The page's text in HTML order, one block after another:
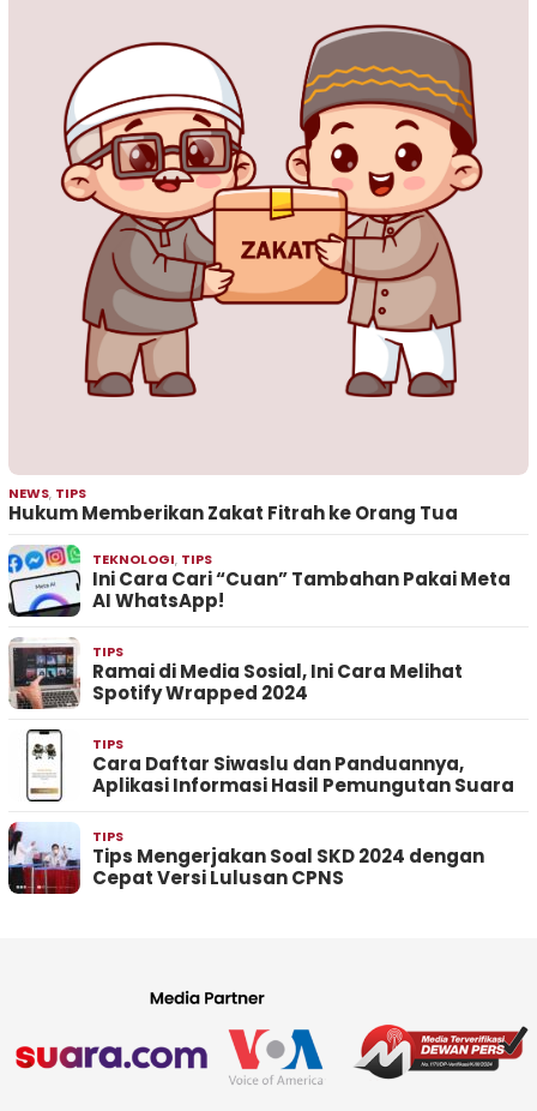
NEWS, TIPS
Hukum Memberikan Zakat Fitrah ke Orang Tua
TEKNOLOGI, TIPS
Ini Cara Cari “Cuan” Tambahan Pakai Meta
AI WhatsApp!
TIPS
Ramai di Media Sosial, Ini Cara Melihat
Spotify Wrapped 2024
TIPS
Cara Daftar Siwaslu dan Panduannya,
Aplikasi Informasi Hasil Pemungutan Suara
TIPS
Tips Mengerjakan Soal SKD 2024 dengan
Cepat Versi Lulusan CPNS